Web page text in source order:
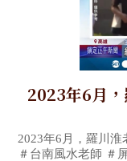
2023年6月
＃高雄風水
老師 ＃高雄嬰
2023年6月，羅川
＃台南風水老師 ＃